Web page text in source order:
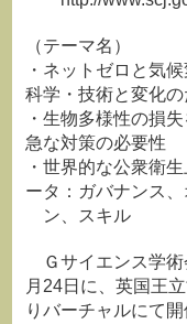
（テーマ名）
・ネットゼロと気
科学・技術と変化
・生物多様性の損
急な対策の必要性
・世界的な公衆衛
ータ：ガバナンス
ン、スキル
Ｇサイエンス学術
月24日に、英国王
りバーチャルにて